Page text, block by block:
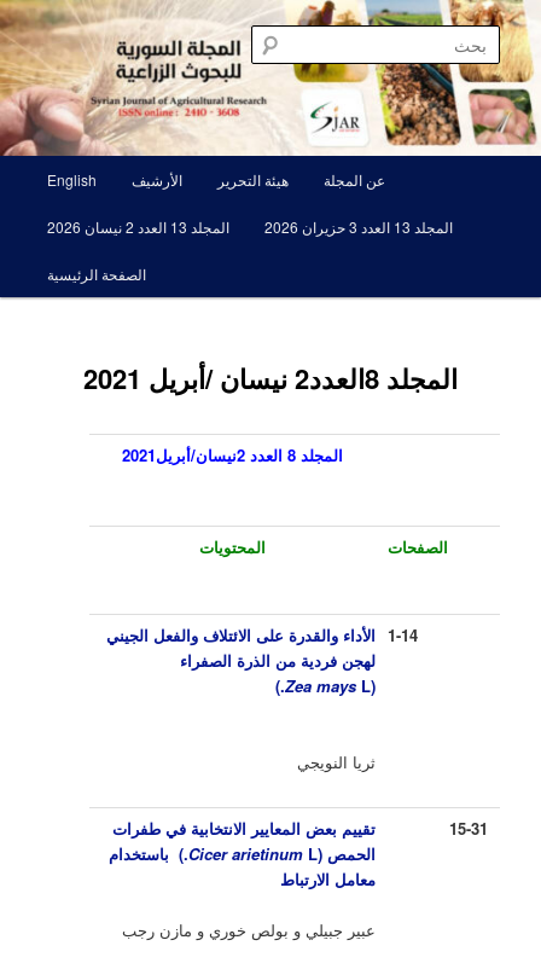
تخطي
إلى
المحتوى
الأساسيالمجلة السورية للبحوث الزراعية SJAR
مجلة علمية محكمة تصدرها الهيئة العامة للبحوث العلمية الزراعية
English الأرشيف هيئة التحرير عن المجلة
المجلد 13 العدد 2 نيسان 2026 المجلد 13 العدد 3 حزيران 2026
الصفحة الرئيسية
المجلد 8العدد2 نيسان /أبريل 2021
المجلد 8 العدد 2نيسان/أبريل2021
الصفحات المحتويات
1-14 الأداء والقدرة على الائتلاف والفعل الجيني
لهجن فردية من الذرة الصفراء
(
Zea maysL.
)
ثريا النويجي
15-31
تقييم بعض المعايير الانتخابية في طفرات
الحمص(
Cicer arietinumL.)
باستخدام
معامل الارتباط
عبير جبيلي و بولص خوري و مازن رجب